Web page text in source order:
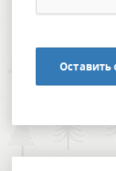
Оставить